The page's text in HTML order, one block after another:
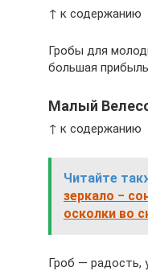
↑ к содержанию
Гробы для
большая прибыль.
Малый
↑ к содержанию
Читайте
зеркало −
осколки во
Гроб — радость,